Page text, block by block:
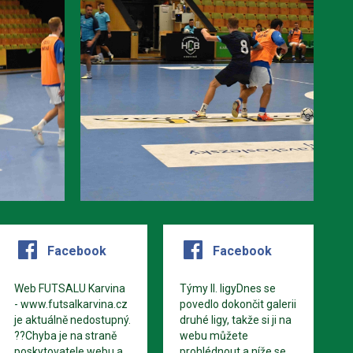
Facebook
Web FUTSALU Karvina
- www.futsalkarvina.cz
je aktuálně nedostupný.
??Chyba je na straně
Facebook
Týmy II. ligyDnes se
povedlo dokončit galerii
druhé ligy, takže si ji na
webu můžete